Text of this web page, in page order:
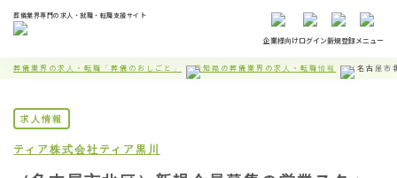
葬儀業界専門の求人・就職・転職支援サイト
企業様向けログイン新規登録メニュー
葬儀業界の求人・転職「葬儀のおしごと」 愛知県の葬儀業界の求人・転職情報 （名古屋市
求人情報
ティア株式会社ティア黒川